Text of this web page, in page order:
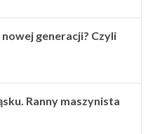
generacji? Czyli
Ranny maszynista